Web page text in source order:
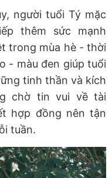
người tuổi Tý mặc
thêm sức mạnh
trong mùa hè - thời
- màu đen giúp tuổi
tinh thần và kích
chờ tin vui về tài
hợp đồng nên tận
tuần.